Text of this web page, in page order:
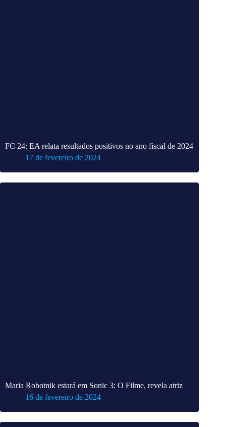
FC 24: EA relata resultados positivos no ano fiscal de 2024
17 de fevereiro de 2024
Maria Robotnik estará em Sonic 3: O Filme, revela atriz
16 de fevereiro de 2024